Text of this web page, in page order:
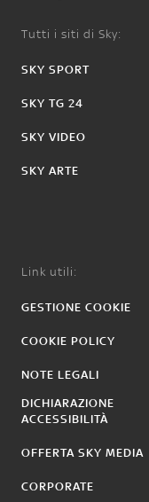
Tutti i siti di Sky:
SKY SPORT
SKY TG 24
SKY VIDEO
SKY ARTE
Link utili:
GESTIONE COOKIE
COOKIE POLICY
NOTE LEGALI
DICHIARAZIONE
ACCESSIBILITÀ
OFFERTA SKY MEDIA
CORPORATE